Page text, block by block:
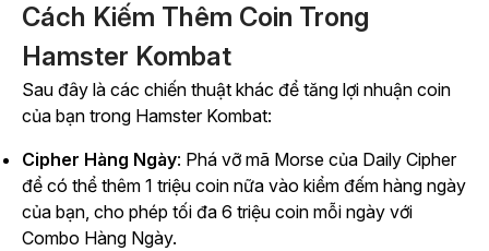
Cách Kiếm Thêm Coin Trong
Hamster Kombat
Sau đây là các chiến thuật khác để tăng lợi nhuận coin
của bạn trong Hamster Kombat:
Cipher Hàng Ngày: Phá vỡ mã Morse của Daily Cipher
để có thể thêm 1 triệu coin nữa vào kiểm đếm hàng ngày
của bạn, cho phép tối đa 6 triệu coin mỗi ngày với
Combo Hàng Ngày.